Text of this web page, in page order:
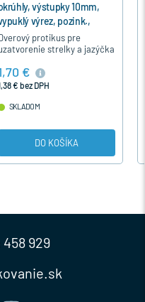
výstupky 10mm,
výrez, pozink.,
- Strieborná
protikus pre
strelky a jazýčka
GEGE.
€
€ bez DPH
SKLADOM
DO KOŠÍKA
458 929